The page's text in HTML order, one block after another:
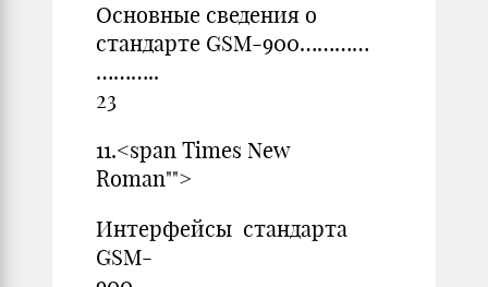
Основные сведения о
стандарте GSM-900…………
………..
23
11.<span Times New
Интерфейсы стандарта
GSM-